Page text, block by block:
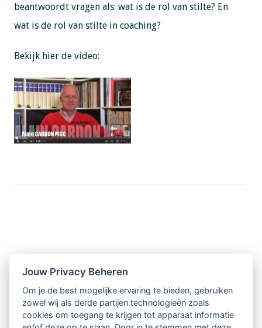
beantwoordt vragen als: wat is de rol van stilte? En
wat is de rol van stilte in coaching?
Bekijk hier de video:
Nieuwsbrief
Ontvang 10 x per jaar de LVSC-
relatienieuwsbrief met o.a.:
Jouw Privacy Beheren
Om je de best mogelijke ervaring te bieden, gebruiken
zowel wij als derde partijen technologieën zoals
cookies om toegang te krijgen tot apparaat informatie